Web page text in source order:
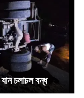
চলাচল বন্ধ